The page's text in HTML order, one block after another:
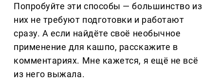
Попробуйте эти способы — большинство из
них не требуют подготовки и работают
сразу. А если найдёте своё необычное
применение для кашпо, расскажите в
комментариях. Мне кажется, я ещё не всё
из него выжала.